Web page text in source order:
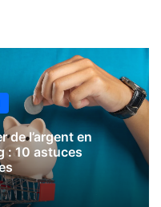
de l’argent en
: 10 astuces